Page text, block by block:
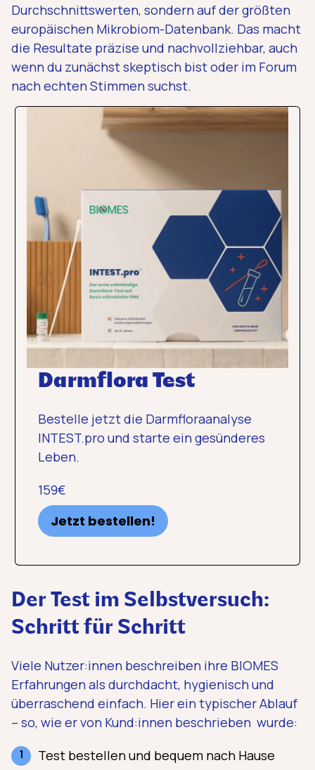
Durchschnittswerten, sondern auf der größten
europäischen Mikrobiom-Datenbank. Das macht
die Resultate präzise und nachvollziehbar, auch
wenn du zunächst skeptisch bist oder im Forum
nach echten Stimmen suchst.
Darmflora Test
Bestelle jetzt die Darmfloraanalyse
INTEST.pro und starte ein gesünderes
Leben.
159€
Jetzt bestellen!
Der Test im Selbstversuch:
Schritt für Schritt
Viele Nutzer:innen beschreiben ihre BIOMES
Erfahrungen als durchdacht, hygienisch und
überraschend einfach. Hier ein typischer Ablauf
– so, wie er von Kund:innen beschrieben wurde:
Test bestellen und bequem nach Hause